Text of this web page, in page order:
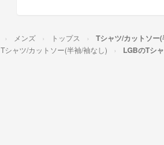
メンズ トップス Tシャツ/カットソー
Tシャツ/カットソー(半袖/袖なし) LGBのTシ